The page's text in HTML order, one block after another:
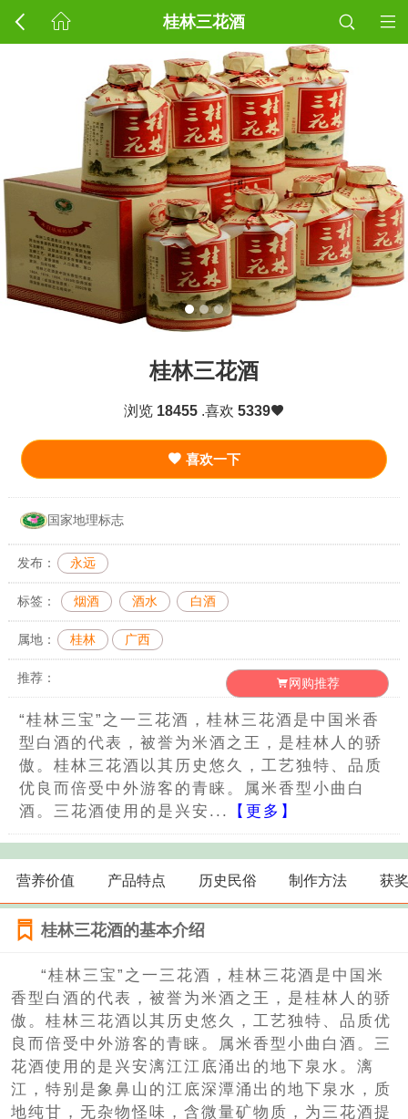
桂林三花酒
桂林三花酒
浏览 18455.喜欢 5339
喜欢一下
国家地理标志
发布： 永远
标签： 烟酒 酒水 白酒
属地： 桂林 广西
推荐： 网购推荐
“桂林三宝”之一三花酒，桂林三花酒是中国米香
型白酒的代表，被誉为米酒之王，是桂林人的骄
傲。桂林三花酒以其历史悠久，工艺独特、品质
优良而倍受中外游客的青睐。属米香型小曲白
酒。三花酒使用的是兴安...
【更多】
营养价值 产品特点 历史民俗 制作方法 获
桂林三花酒的基本介绍
“桂林三宝”之一三花酒，桂林三花酒是中国米
香型白酒的代表，被誉为米酒之王，是桂林人的骄
傲。桂林三花酒以其历史悠久，工艺独特、品质优
良而倍受中外游客的青睐。属米香型小曲白酒。三
花酒使用的是兴安漓江江底涌出的地下泉水。漓
江，特别是象鼻山的江底深潭涌出的地下泉水，质
地纯甘，无杂物怪味，含微量矿物质，为三花酒提